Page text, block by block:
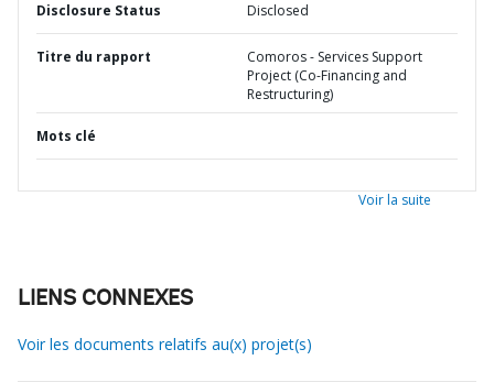
Disclosure Status Disclosed
Titre du rapport
Comoros - Services Support
Project (Co-Financing and
Restructuring)
Mots clé
Voir la suite
LIENS CONNEXES
Voir les documents relatifs au(x) projet(s)